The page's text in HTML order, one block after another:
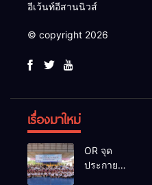
อีเว้นท์อีสานนิวส์
© copyright 2026
เรื่องมาใหม่
OR จุด
ประกาย